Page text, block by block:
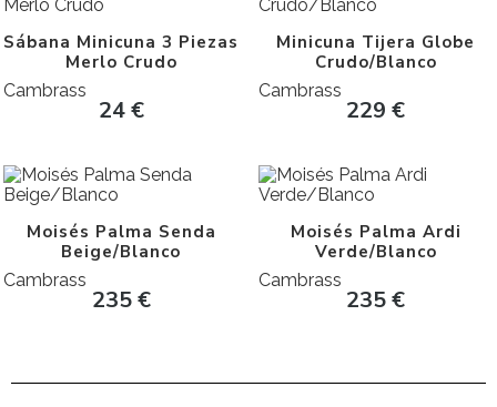
Sábana Minicuna 3 Piezas
Merlo Crudo
Cambrass
24€
Minicuna Tijera Globe
Crudo/Blanco
Cambrass
229€
Moisés Palma Senda
Beige/Blanco
Cambrass
235€
Moisés Palma Ardi
Verde/Blanco
Cambrass
235€